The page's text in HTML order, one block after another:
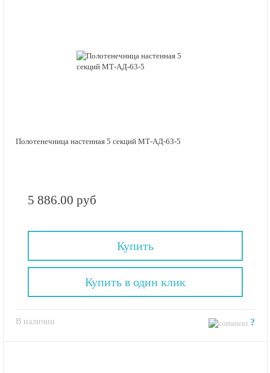
Полотенечница настенная 5 секций МТ-АД-63-5
5 886.00 руб
Купить
В наличии ?
Купить в один клик